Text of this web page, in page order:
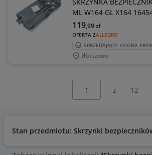
ML W164 GL X164
OFERTA ZALLEGRO
119,99zł
SPRZEDAJĄCY: OSOBA
Warszawa
z 12
Stan przedmiotu: Skrzynki